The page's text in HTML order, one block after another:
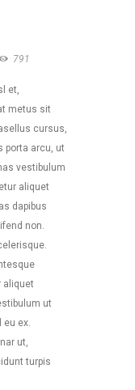
791
et,
metus sit
cursus,
porta arcu, ut
vestibulum
aliquet
dapibus
non.
aliquet
ut
eu ex.
ut,
turpis